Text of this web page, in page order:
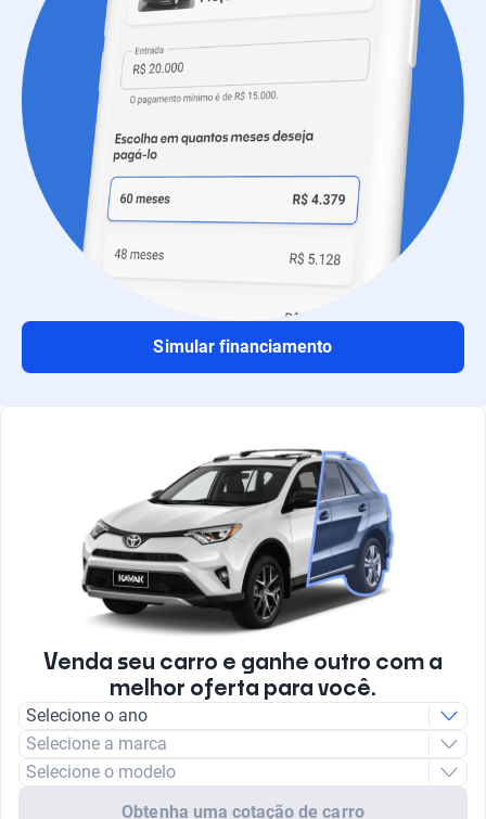
Simular financiamento
Venda seu carro e ganhe outro com a
melhor oferta para você.
Selecione o ano
Selecione a marca
Selecione o modelo
Obtenha uma cotação de carro